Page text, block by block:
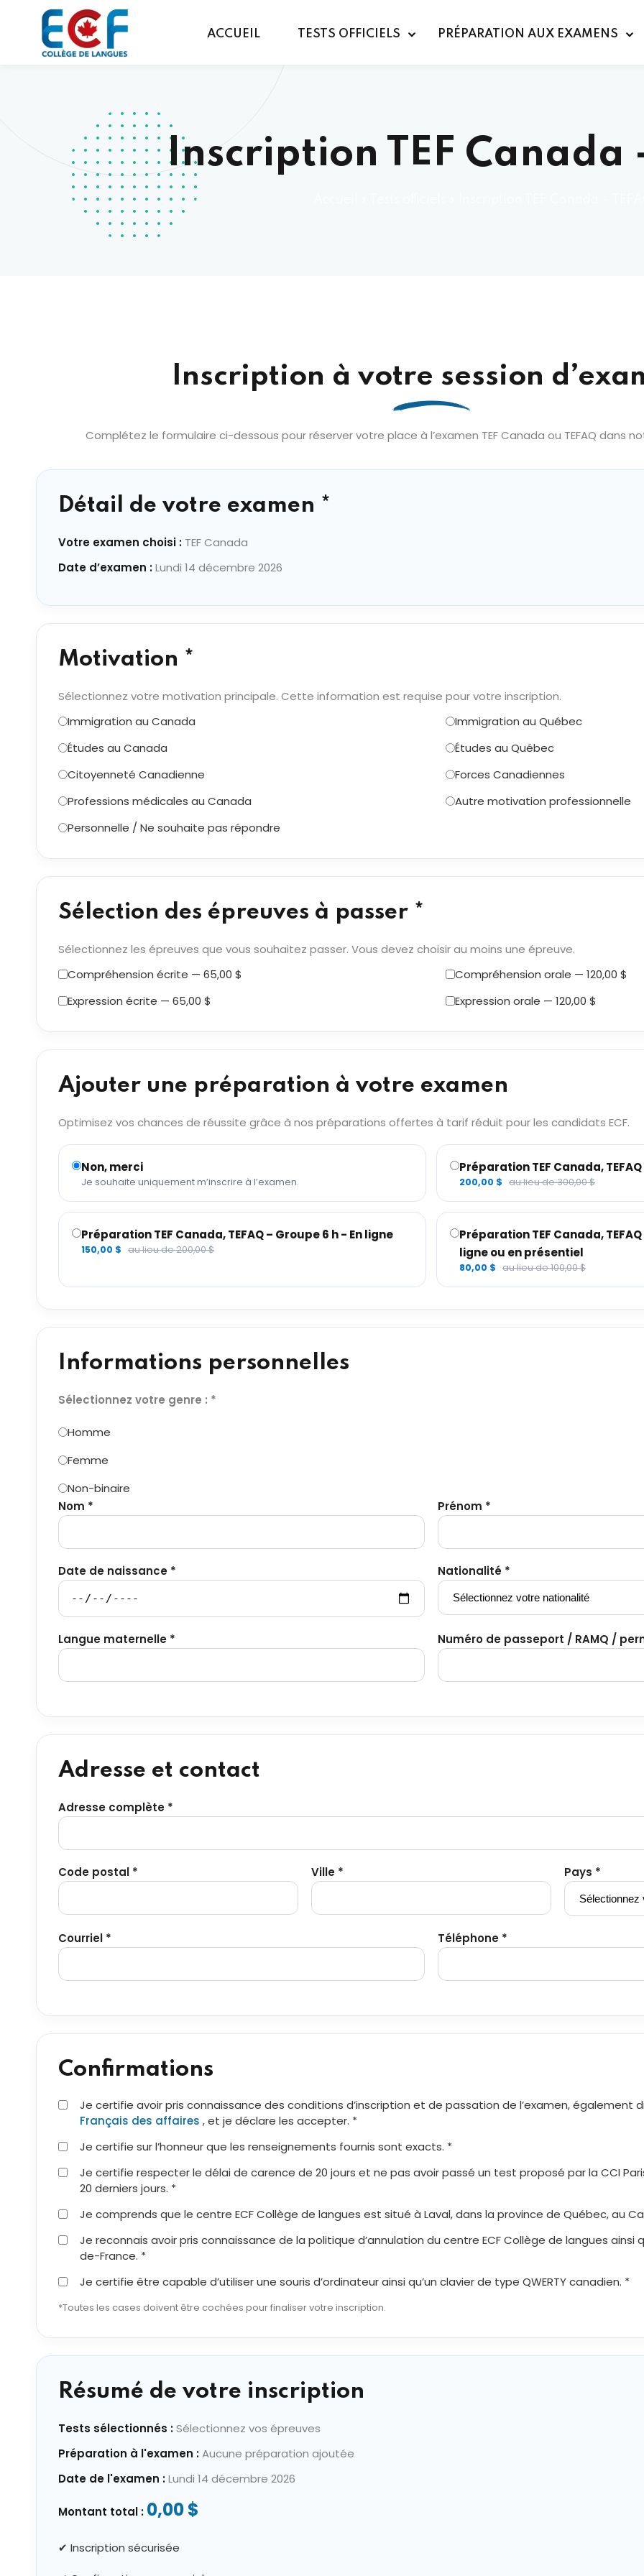
ACCUEIL TESTS OFFICIELS PRÉPARATION AUX EXAMENS
Inscription TEF Canada
Inscription à votre session
Complétez le formulaire ci-dessous pour réserver votre place à l’examen TEF Canada ou TEFAQ dans
Détail de votre examen *
Votre examen choisi : TEF Canada
Date d’examen :Lundi 14 décembre 2026
Motivation *
Sélectionnez votre motivation principale. Cette information est requise pour votre inscription.
Immigration au Canada
Immigration au Québec
Études au Canada
Études au Québec
Citoyenneté Canadienne
Forces Canadiennes
Professions médicales au Canada
Autre motivation professionnelle
Personnelle / Ne souhaite pas répondre
Sélection des épreuves à passer *
Sélectionnez les épreuves que vous souhaitez passer. Vous devez choisir au moins une épreuve.
Compréhension écrite — 65,00 $
Compréhension orale — 120,00 $
Expression écrite — 65,00 $
Expression orale — 120,00 $
Ajouter une préparation à votre examen
Optimisez vos chances de réussite grâce à nos préparations offertes à tarif réduit pour les candidats ECF.
Non, merci
Je souhaite uniquement m’inscrire à l’examen.
Préparation TEF Canada,
200,00 $ au lieu de 300,00 $
Préparation TEF Canada, TEFAQ – Groupe 6 h - En ligne
150,00 $ au lieu de 200,00 $
Préparation TEF Canada,
ligne ou en présentiel
80,00 $ au lieu de 100,00 $
Informations personnelles
Sélectionnez votre genre : *
Homme
Femme
Non-binaire
Nom *
Prénom *
Date de naissance * Nationalité *
Langue maternelle * Numéro de passeport / RAMQ /
Adresse et contact
Adresse complète *
Code postal * Ville * Pays *
Courriel * Téléphone *
Confirmations
Je certifie avoir pris connaissance des conditions d’inscription et de passation de l’examen, également
Français des affaires , et je déclare les accepter. *
Je certifie sur l’honneur que les renseignements fournis sont exacts. *
Je certifie respecter le délai de carence de 20 jours et ne pas avoir passé un test proposé par la CCI
20 derniers jours. *
Je comprends que le centre ECF Collège de langues est situé à Laval, dans la province de Québec, au
Je reconnais avoir pris connaissance de la politique d’annulation du centre ECF Collège de langues ainsi
de-France. *
Je certifie être capable d’utiliser une souris d’ordinateur ainsi qu’un clavier de type QWERTY canadien. *
*Toutes les cases doivent être cochées pour finaliser votre inscription.
Résumé de votre inscription
Tests sélectionnés :Sélectionnez vos épreuves
Préparation à l'examen :Aucune préparation ajoutée
Date de l'examen :Lundi 14 décembre 2026
Montant total : 0,00 $
✔ Inscription sécurisée